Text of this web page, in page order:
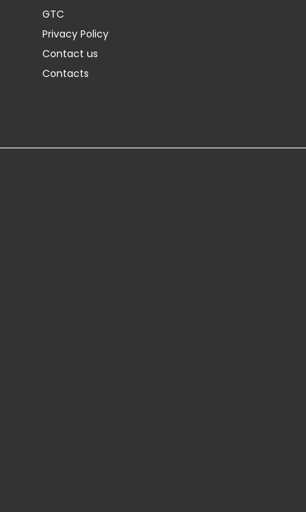
GTC
Privacy Policy
Contact us
Contacts